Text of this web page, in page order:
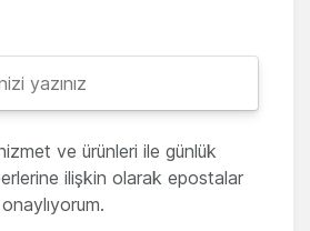
ve ürünleri ile günlük
ilişkin olarak epostalar